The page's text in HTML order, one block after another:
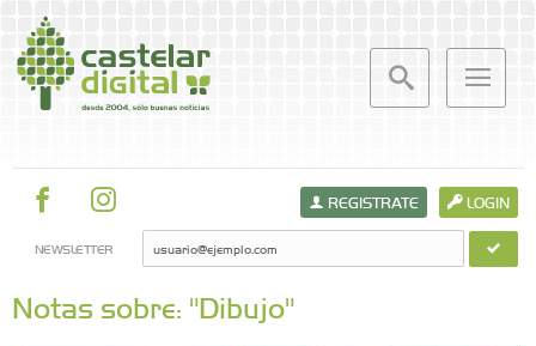
LOGIN
REGISTRATE
NEWSLETTER
Notas sobre: "Dibujo"